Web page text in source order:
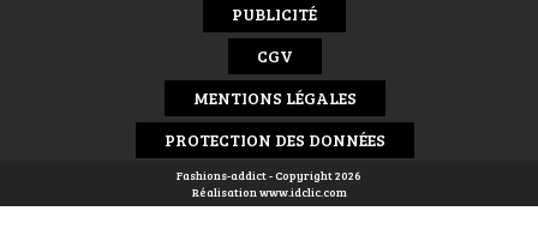
PUBLICITÉ
CGV
MENTIONS LÉGALES
PROTECTION DES DONNÉES
Fashions-addict - Copyright 2026
Réalisationwww.idclic.com